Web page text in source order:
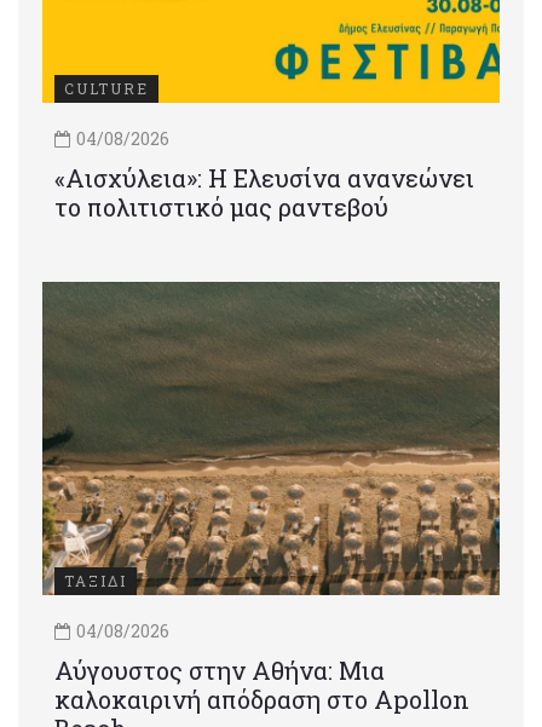
CULTURE
04/08/2026
«Αισχύλεια»: Η Ελευσίνα ανανεώνει
το πολιτιστικό μας ραντεβού
ΤΑΞΙΔΙ
04/08/2026
Αύγουστος στην Αθήνα: Μια
καλοκαιρινή απόδραση στο Apollon